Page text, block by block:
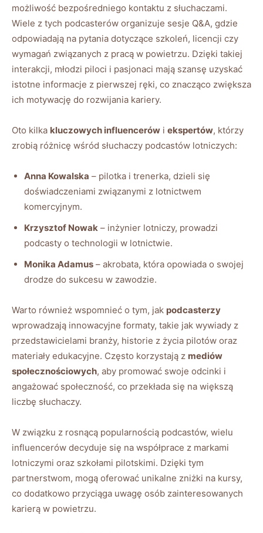
możliwość⁣ bezpośredniego kontaktu z słuchaczami.
Wiele z tych podcasterów ⁣organizuje sesje Q&A, ⁢gdzie
odpowiadają na pytania dotyczące szkoleń, licencji czy ​
wymagań związanych z pracą w powietrzu. Dzięki takiej
interakcji, młodzi piloci ‌i pasjonaci mają szansę uzyskać
istotne informacje z pierwszej ręki, co ‍znacząco zwiększa
ich motywację do rozwijania kariery.
Oto kilka kluczowych influencerów i ekspertów, którzy
zrobią różnicę wśród słuchaczy podcastów ‍lotniczych:
Anna Kowalska – pilotka i‌ trenerka, dzieli się
doświadczeniami związanymi z lotnictwem
komercyjnym.
Krzysztof Nowak – inżynier lotniczy, prowadzi
podcasty o technologii w lotnictwie.
Monika Adamus – akrobata, która opowiada o swojej
drodze do sukcesu w zawodzie.
Warto również wspomnieć o tym, jak‍ podcasterzy
wprowadzają innowacyjne formaty, takie ‌jak ⁤wywiady z
przedstawicielami branży, historie ⁤z życia pilotów oraz
materiały edukacyjne. Często korzystają z mediów⁢
społecznościowych, aby promować swoje odcinki i
angażować społeczność, co przekłada się na większą
liczbę słuchaczy.
W⁤ związku z rosnącą popularnością podcastów, wielu‌
influencerów decyduje się na współprace z markami
lotniczymi oraz szkołami pilotskimi. Dzięki tym
partnerstwom, mogą‍ oferować unikalne zniżki na kursy,‍
co dodatkowo przyciąga ⁤uwagę osób zainteresowanych
karierą w⁤ powietrzu.